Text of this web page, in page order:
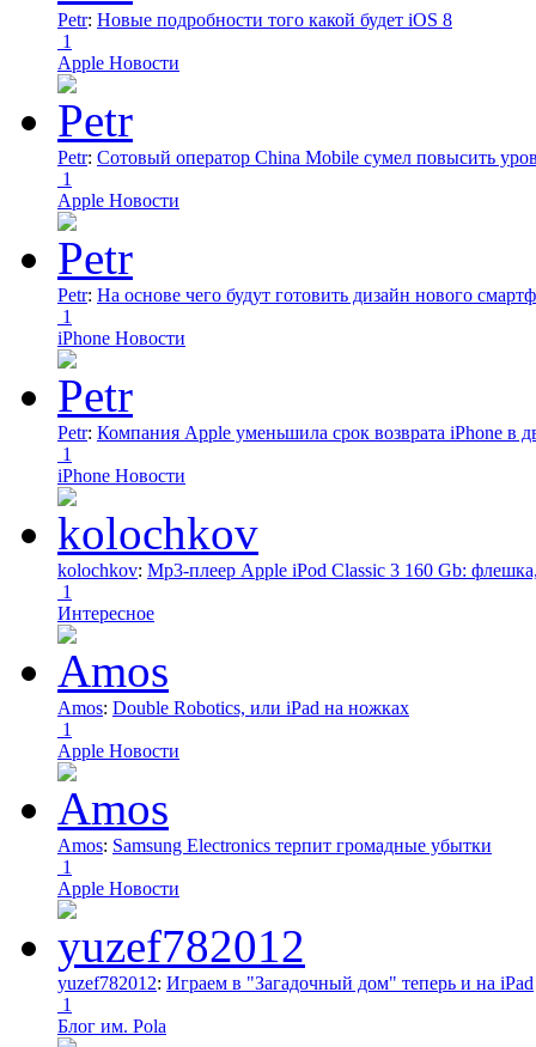
Petr: Новые подробности того какой будет iOS 8
1
Apple Новости
Petr: Сотовый оператор China Mobile сумел повысить
1
Apple Новости
Petr: На основе чего будут готовить дизайн нового
1
iPhone Новости
Petr: Компания Apple уменьшила срок возврата iPhone в
1
iPhone Новости
kolochkov: Mp3-плеер Apple iPod Classic 3 160 Gb:
1
Интересное
Amos: Double Robotics, или iPad на ножках
1
Apple Новости
Amos: Samsung Electronics терпит громадные убытки
1
Apple Новости
yuzef782012: Играем в "Загадочный дом" теперь и на iPad
1
Блог им. Pola